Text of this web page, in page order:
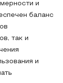
и
баланс
так и
и